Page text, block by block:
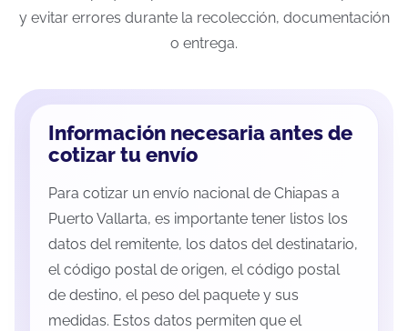
y evitar errores durante la recolección, documentación
o entrega.
Información necesaria antes de
cotizar tu envío
Para cotizar un envío nacional de Chiapas a
Puerto Vallarta, es importante tener listos los
datos del remitente, los datos del destinatario,
el código postal de origen, el código postal
de destino, el peso del paquete y sus
medidas. Estos datos permiten que el